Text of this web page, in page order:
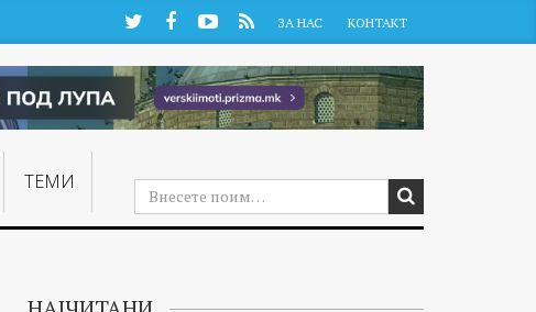
TwitterFacebookYouTube
RSS ЗА НАС КОНТАКТ
ТЕМИ